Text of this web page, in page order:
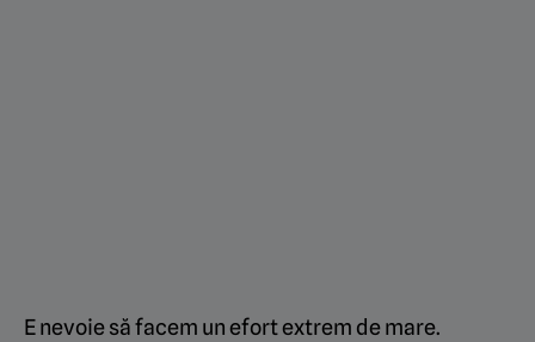
E nevoie să facem un efort extrem de mare.